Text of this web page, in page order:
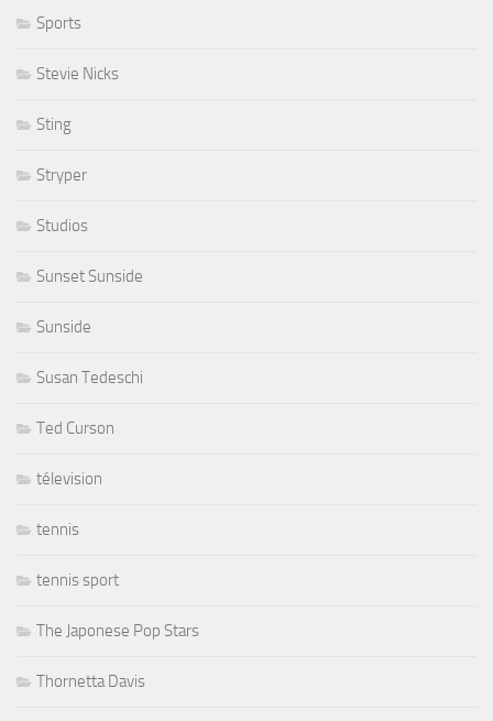
Sports
Stevie Nicks
Sting
Stryper
Studios
Sunset Sunside
Sunside
Susan Tedeschi
Ted Curson
télevision
tennis
tennis sport
The Japonese Pop Stars
Thornetta Davis